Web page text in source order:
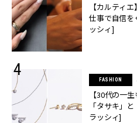
【カルティ
仕事で自信を
ッシィ]
FASHION
【30代の一
「タサキ」
ラッシィ]